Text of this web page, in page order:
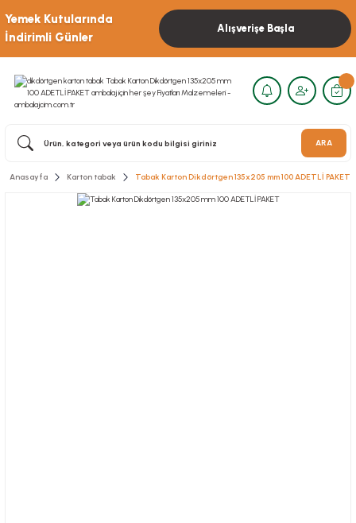
Yemek Kutularında
İndirimli Günler
Alışverişe Başla
ARA
Anasayfa Karton tabak Tabak Karton Dikdörtgen 135x205 mm 100 ADETLİ PAKET